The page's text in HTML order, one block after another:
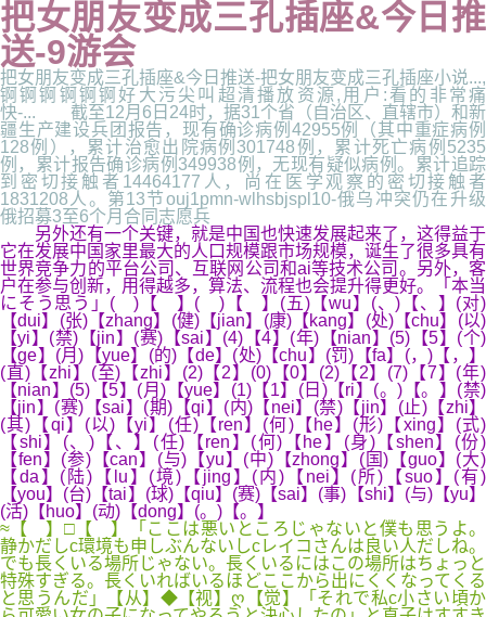
把女朋友变成三孔插座&今日推
送-9游会
把女朋友变成三孔插座&今日推送-把女朋友变成三孔插座小说...,
锕锕锕锕锕锕好大污尖叫超清播放资源,用户:看的非常痛
快-... 截至12月6日24时，据31个省（自治区、直辖市）和新
疆生产建设兵团报告，现有确诊病例42955例（其中重症病例
128例），累计治愈出院病例301748例，累计死亡病例5235
例，累计报告确诊病例349938例，无现有疑似病例。累计追踪
到密切接触者14464177人，尚在医学观察的密切接触者
1831208人。第13节ouj1pmn-wlhsbjspl10-俄乌冲突仍在升级
俄招募3至6个月合同志愿兵
另外还有一个关键，就是中国也快速发展起来了，这得益于
它在发展中国家里最大的人口规模跟市场规模，诞生了很多具有
世界竞争力的平台公司、互联网公司和ai等技术公司。另外，客
户在参与创新，用得越多，算法、流程也会提升得更好。「本当
にそう思う」( )【 】( )【 】(五)【wu】(、)【、】(对)
【dui】(张)【zhang】(健)【jian】(康)【kang】(处)【chu】(以)
【yi】(禁)【jin】(赛)【sai】(4)【4】(年)【nian】(5)【5】(个)
【ge】(月)【yue】(的)【de】(处)【chu】(罚)【fa】(，)【，】
(直)【zhi】(至)【zhi】(2)【2】(0)【0】(2)【2】(7)【7】(年)
【nian】(5)【5】(月)【yue】(1)【1】(日)【ri】(。)【。】(禁)
【jin】(赛)【sai】(期)【qi】(内)【nei】(禁)【jin】(止)【zhi】
(其)【qi】(以)【yi】(任)【ren】(何)【he】(形)【xing】(式)
【shi】(、)【、】(任)【ren】(何)【he】(身)【shen】(份)
【fen】(参)【can】(与)【yu】(中)【zhong】(国)【guo】(大)
【da】(陆)【lu】(境)【jing】(内)【nei】(所)【suo】(有)
【you】(台)【tai】(球)【qiu】(赛)【sai】(事)【shi】(与)【yu】
(活)【huo】(动)【dong】(。)【。】
≈【 】□【 】「ここは悪いところじゃないと僕も思うよ。
静かだしc環境も申しぶんないしcレイコさんは良い人だしね。
でも長くいる場所じゃない。長くいるにはこの場所はちょっと
特殊すぎる。長くいればいるほどここから出にくくなってくる
と思うんだ」【从】◆【视】ღ【觉】「それで私c小さい頃か